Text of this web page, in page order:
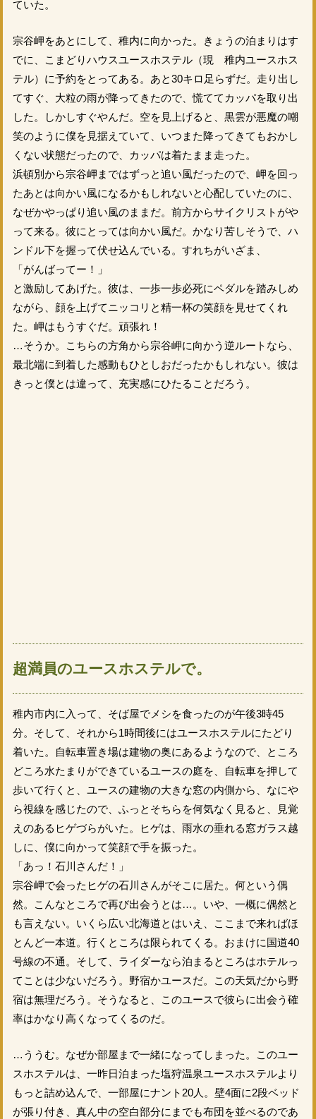
ていた。
宗谷岬をあとにして、稚内に向かった。きょうの泊まりはす
でに、こまどりハウスユースホステル（現 稚内ユースホス
テル）に予約をとってある。あと30キロ足らずだ。走り出し
てすぐ、大粒の雨が降ってきたので、慌ててカッパを取り出
した。しかしすぐやんだ。空を見上げると、黒雲が悪魔の嘲
笑のように僕を見据えていて、いつまた降ってきてもおかし
くない状態だったので、カッパは着たまま走った。
浜頓別から宗谷岬まではずっと追い風だったので、岬を回っ
たあとは向かい風になるかもしれないと心配していたのに、
なぜかやっぱり追い風のままだ。前方からサイクリストがや
って来る。彼にとっては向かい風だ。かなり苦しそうで、ハ
ンドル下を握って伏せ込んでいる。すれちがいざま、
「がんばってー！」
と激励してあげた。彼は、一歩一歩必死にペダルを踏みしめ
ながら、顔を上げてニッコリと精一杯の笑顔を見せてくれ
た。岬はもうすぐだ。頑張れ！
…そうか。こちらの方角から宗谷岬に向かう逆ルートなら、
最北端に到着した感動もひとしおだったかもしれない。彼は
きっと僕とは違って、充実感にひたることだろう。
超満員のユースホステルで。
稚内市内に入って、そば屋でメシを食ったのが午後3時45
分。そして、それから1時間後にはユースホステルにたどり
着いた。自転車置き場は建物の奥にあるようなので、ところ
どころ水たまりができているユースの庭を、自転車を押して
歩いて行くと、ユースの建物の大きな窓の内側から、なにや
ら視線を感じたので、ふっとそちらを何気なく見ると、見覚
えのあるヒゲづらがいた。ヒゲは、雨水の垂れる窓ガラス越
しに、僕に向かって笑顔で手を振った。
「あっ！石川さんだ！」
宗谷岬で会ったヒゲの石川さんがそこに居た。何という偶
然。こんなところで再び出会うとは…。いや、一概に偶然と
も言えない。いくら広い北海道とはいえ、ここまで来ればほ
とんど一本道。行くところは限られてくる。おまけに国道40
号線の不通。そして、ライダーなら泊まるところはホテルっ
てことは少ないだろう。野宿かユースだ。この天気だから野
宿は無理だろう。そうなると、このユースで彼らに出会う確
率はかなり高くなってくるのだ。
…ううむ。なぜか部屋まで一緒になってしまった。このユー
スホステルは、一昨日泊まった塩狩温泉ユースホステルより
もっと詰め込んで、一部屋にナント20人。壁4面に2段ベッド
が張り付き、真ん中の空白部分にまでも布団を並べるのであ